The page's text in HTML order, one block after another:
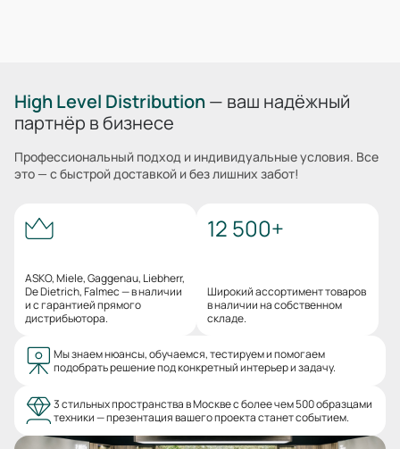
High Level Distribution — ваш надёжный
партнёр в бизнесе
Профессиональный подход и индивидуальные условия. Все
это — с быстрой доставкой и без лишних забот!
ASKO, Miele, Gaggenau, Liebherr,
De Dietrich, Falmec — в наличии
и с гарантией прямого
дистрибьютора.
12 500+
Широкий ассортимент товаров
в наличии на собственном
складе.
Мы знаем нюансы, обучаемся, тестируем и помогаем
подобрать решение под конкретный интерьер и задачу.
3 стильных пространства в Москве с более чем 500 образцами
техники — презентация вашего проекта станет событием.